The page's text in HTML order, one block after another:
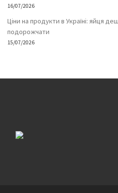
16/07/2026
Ціни на продукти в Україні: яйця
подорожчати
15/07/2026